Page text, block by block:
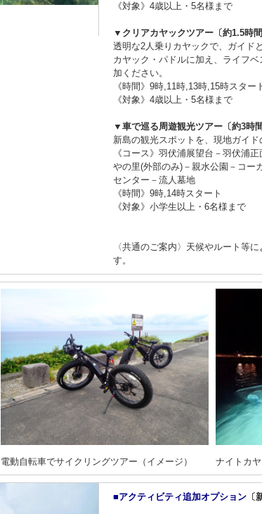
《対象》4歳以上・5名様まで
▼クリアカヤックツアー〔約1.5時
透明な2人乗りカヤックで、ガイド
カヤック・パドルに加え、ライフ
加ください。
《時間》9時,11時,13時,15時スター
《対象》4歳以上・5名様まで
▼車で巡る周遊観光ツアー〔約3時
新島の観光スポットを、現地ガイ
《コース》羽伏浦展望台－羽伏浦
やの里(外部のみ)－親水公園－コー
センター－流人墓地
《時間》9時,14時スタート
《対象》小学生以上・6名様まで
〈共通のご案内〉天候やルート等
す。
電動自転車でサイクリングツアー（イメージ） ナイトカ
■アクティビティ追加オプション